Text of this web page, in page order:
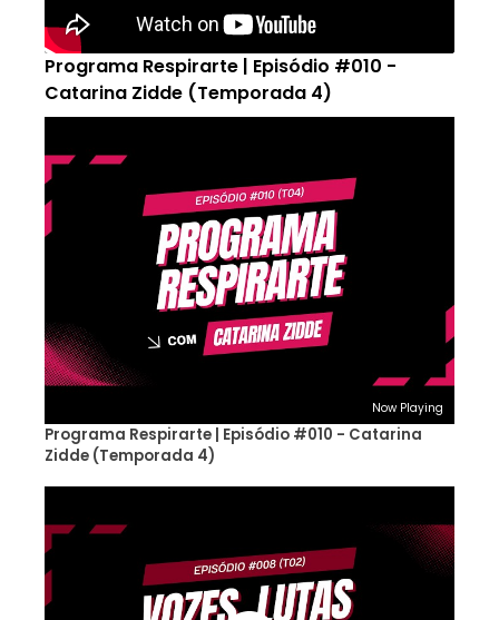
Programa Respirarte | Episódio #010 -
Catarina Zidde (Temporada 4)
Now Playing
Programa Respirarte | Episódio #010 - Catarina
Zidde (Temporada 4)